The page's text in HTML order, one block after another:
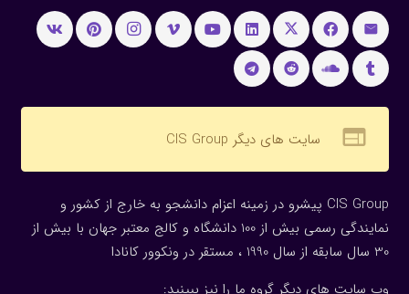
web سایت های دیگر CIS Group
CIS Group پیشرو در زمینه اعزام دانشجو به خارج از کشور و
نمایندگی رسمی بیش از 100 دانشگاه و کالج معتبر جهان با بیش از
30 سال سابقه از سال 1990 ، مستقر در ونکوور کانادا
وب سایت های دیگر گروه ما را نیز ببینید: